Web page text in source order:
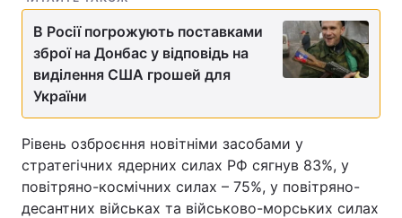
В Росії погрожують поставками
зброї на Донбас у відповідь на
виділення США грошей для
України
Рівень озброєння новітніми засобами у
стратегічних ядерних силах РФ сягнув 83%, у
повітряно-космічних силах – 75%, у повітряно-
десантних військах та військово-морських силах